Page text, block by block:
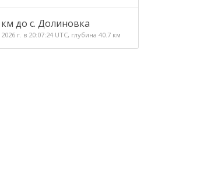
км до c. Долиновка
2026 г. в 20:07:24 UTC, глубина 40.7 км